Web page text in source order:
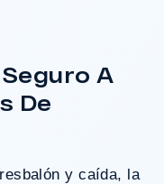
A
De
y caída, la